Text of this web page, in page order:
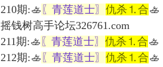
210期:🚣 〖青莲道士〗 仇杀⒈合🚣
摇钱树高手论坛326761.com
211期:🚣 〖青莲道士〗 仇杀⒈合🚣
212期:🚣 〖青莲道士〗 仇杀⒈合🚣